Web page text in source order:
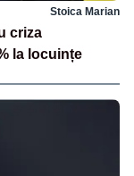
Stoica Marian
criza
la locuințe